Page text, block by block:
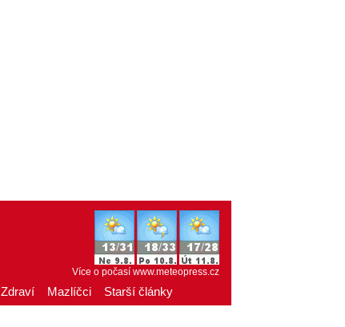
Více o počasí www.meteopress.cz
Zdraví Mazlíčci Starší články